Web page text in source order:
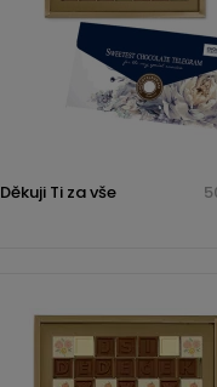
Děkuji Ti za vše